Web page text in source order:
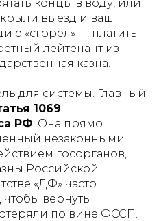
концы в воду, или
выезд и ваш
«сгорел» — платить
лейтенант из
казна.
для системы. Главный
1069
РФ. Она прямо
незаконными
госорганов,
Российской
«ДФ» часто
чтобы вернуть
по вине ФССП.